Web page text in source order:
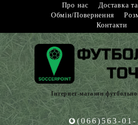
Про нас
Доставка
Обмін/Повернення
Контакти
Інтернет-магазин
(066)563-01-